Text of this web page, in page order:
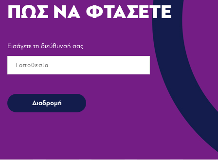
ΠΩΣ ΝΑ ΦΤΑΣΕΤΕ
Εισάγετε τη διεύθυνσή σας